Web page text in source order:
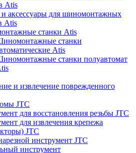
Atis
аксессуары для шиномонтажных
Atis
станки Atis
станки
Atis
станки полуавтомат
и извлечение поврежденного
JTC
для восстановления резьбы JTC
для извлечения крепежа
JTC
инструмент JTC
инструмент